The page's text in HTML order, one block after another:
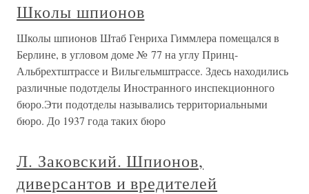
Школы шпионов
Школы шпионов Штаб Генриха Гиммлера помещался в
Берлине, в угловом доме № 77 на углу Принц-
Альбрехтштрассе и Вильгельмштрассе. Здесь находились
различные подотделы Иностранного инспекционного
бюро.Эти подотделы назывались территориальными
бюро. До 1937 года таких бюро
Л. Заковский. Шпионов,
диверсантов и вредителей